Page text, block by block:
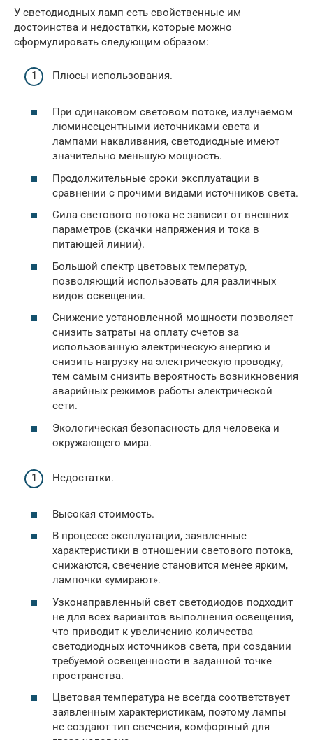
У светодиодных ламп есть свойственные им
достоинства и недостатки, которые можно
сформулировать следующим образом:
Плюсы использования.
При одинаковом световом потоке, излучаемом
люминесцентными источниками света и
лампами накаливания, светодиодные имеют
значительно меньшую мощность.
Продолжительные сроки эксплуатации в
сравнении с прочими видами источников света.
Сила светового потока не зависит от внешних
параметров (скачки напряжения и тока в
питающей линии).
Большой спектр цветовых температур,
позволяющий использовать для различных
видов освещения.
Снижение установленной мощности позволяет
снизить затраты на оплату счетов за
использованную электрическую энергию и
снизить нагрузку на электрическую проводку,
тем самым снизить вероятность возникновения
аварийных режимов работы электрической
сети.
Экологическая безопасность для человека и
окружающего мира.
Недостатки.
Высокая стоимость.
В процессе эксплуатации, заявленные
характеристики в отношении светового потока,
снижаются, свечение становится менее ярким,
лампочки «умирают».
Узконаправленный свет светодиодов подходит
не для всех вариантов выполнения освещения,
что приводит к увеличению количества
светодиодных источников света, при создании
требуемой освещенности в заданной точке
пространства.
Цветовая температура не всегда соответствует
заявленным характеристикам, поэтому лампы
не создают тип свечения, комфортный для